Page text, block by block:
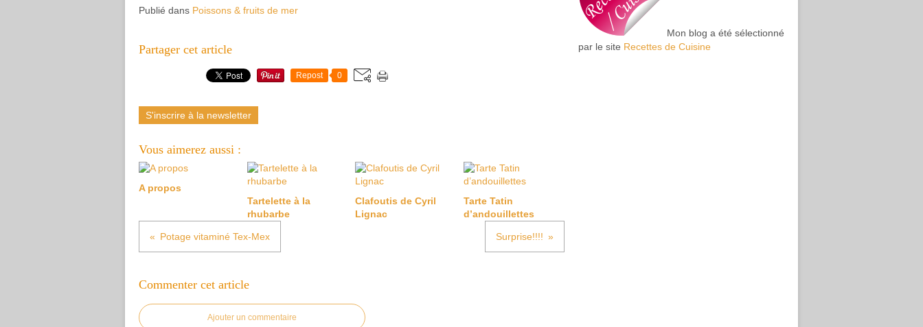
Publié dans Poissons & fruits de mer
Partager cet article
Repost 0
S'inscrire à la newsletter
Vous aimerez aussi :
A propos
Tartelette à la
rhubarbe
Clafoutis de Cyril
Lignac
Tarte Tatin
d’andouillettes
Potage vitaminé Tex-Mex Surprise!!!!
Commenter cet article
Ajouter un commentaire
Mon blog a été sélectionné
par le site Recettes de Cuisine